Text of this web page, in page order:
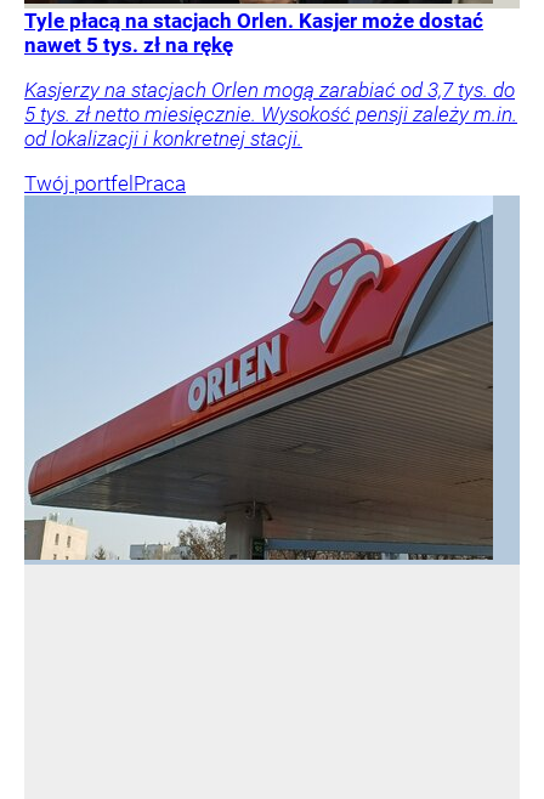
Tyle płacą na stacjach Orlen. Kasjer może dostać
nawet 5 tys. zł na rękę
Kasjerzy na stacjach Orlen mogą zarabiać od 3,7 tys. do
5 tys. zł netto miesięcznie. Wysokość pensji zależy m.in.
od lokalizacji i konkretnej stacji.
Twój portfelPraca